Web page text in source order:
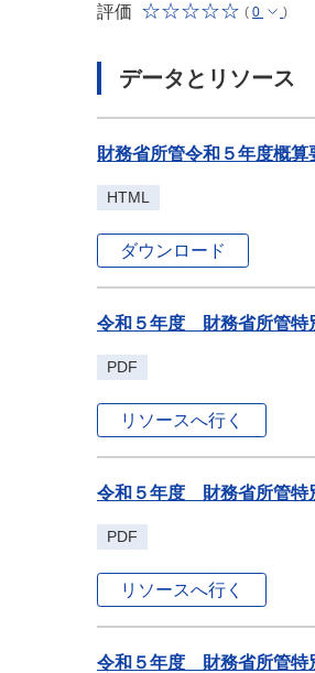
評価 ( 0 )
データとリソース
財務省所管令和５年度概算
HTML
ダウンロード
令和５年度 財務省所管特
PDF
リソースへ行く
令和５年度 財務省所管特
PDF
リソースへ行く
令和５年度 財務省所管特